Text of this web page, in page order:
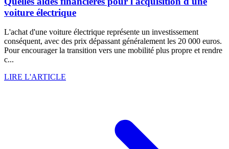
voiture électrique
L'achat d'une voiture électrique représente un investissement
conséquent, avec des prix dépassant généralement les 20 000 euros.
Pour encourager la transition vers une mobilité plus propre et rendre
c...
LIRE L'ARTICLE